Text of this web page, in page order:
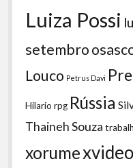
Luiza Possi
setembro
Louco Petrus Davi
Hilario rpg Rússia
Thaineh Souza
xorume